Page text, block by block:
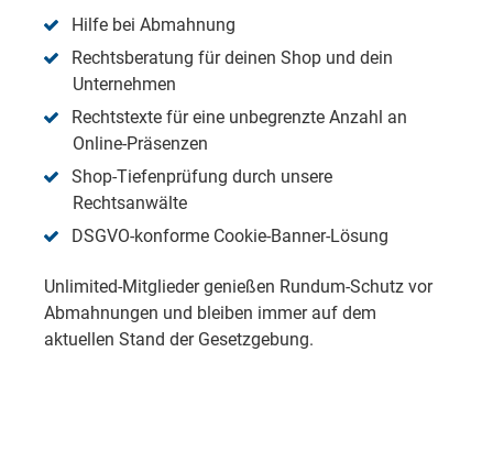
Hilfe bei Abmahnung
Rechtsberatung für deinen Shop und dein
Unternehmen
Rechtstexte für eine unbegrenzte Anzahl an
Online-Präsenzen
Shop-Tiefenprüfung durch unsere
Rechtsanwälte
DSGVO-konforme Cookie-Banner-Lösung
Unlimited-Mitglieder genießen Rundum-Schutz vor
Abmahnungen und bleiben immer auf dem
aktuellen Stand der Gesetzgebung.